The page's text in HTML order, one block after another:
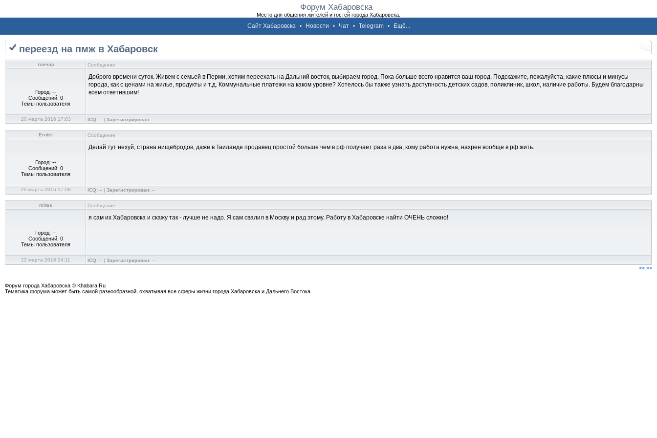
Форум Хабаровска
Место для общения жителей и гостей города Хабаровска.
Сайт Хабаровска • Новости • Чат • Telegram • Ещё...
переезд на пмж в Хабаровск
гончар Сообщение
Город: --
Сообщений: 0
Темы пользователя
Доброго времени суток. Живем с семьей в Перми, хотим переехать на Дальний восток, выбираем город. Пока больше всего нравится ваш город. Подскажите, пожалуйста, какие плюсы и минусы
города, как с ценами на жилье, продукты и т.д. Коммунальные платежи на каком уровне? Хотелось бы также узнать доступность детских садов, поликлиник, школ, наличие работы. Будем благодарны
всем ответившим!
20 марта 2016 17:03 ICQ: -- | Зарегистрирован: --
Erofei Сообщение
Город: --
Сообщений: 0
Темы пользователя
Делай тут нехуй, страна нищебродов, даже в Таиланде продавец простой больше чем в рф получает раза в два, кому работа нужна, нахрен вообще в рф жить.
20 марта 2016 17:08 ICQ: -- | Зарегистрирован: --
mitas Сообщение
Город: --
Сообщений: 0
Темы пользователя
я сам их Хабаровска и скажу так - лучше не надо. Я сам свалил в Москву и рад этому. Работу в Хабаровске найти ОЧЕНЬ сложно!
22 марта 2016 04:11 ICQ: -- | Зарегистрирован: --
<< >>
Форум города Хабаровска © Khabara.Ru
Тематика форума может быть самой разнообразной, охватывая все сферы жизни города Хабаровска и Дальнего Востока.